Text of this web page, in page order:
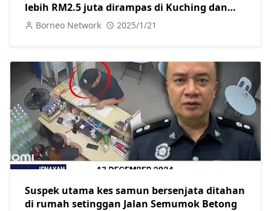
lebih RM2.5 juta dirampas di Kuching dan
Miri, dua ditangkap
Borneo Network 2025/1/21
Suspek utama kes samun bersenjata ditahan
di rumah setinggan Jalan Semumok Betong